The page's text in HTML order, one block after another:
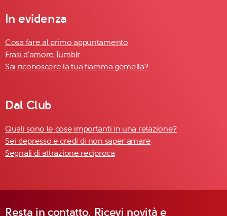
In evidenza
Cosa fare al primo appuntamento
Frasi d'amore Tumblr
Sai riconoscere la tua fiamma gemella?
Dal Club
Quali sono le cose importanti in una relazione?
Sei depresso e credi di non saper amare
Segnali di attrazione reciproca
Resta in contatto. Ricevi novità e